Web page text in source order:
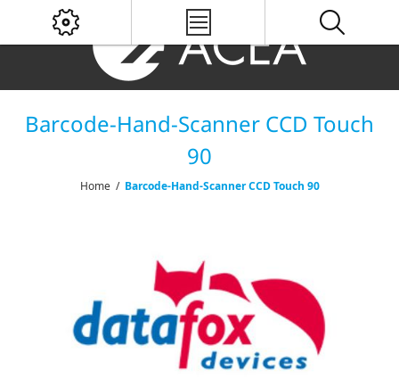
Barcode-Hand-Scanner CCD Touch
90
Home / Barcode-Hand-Scanner CCD Touch 90